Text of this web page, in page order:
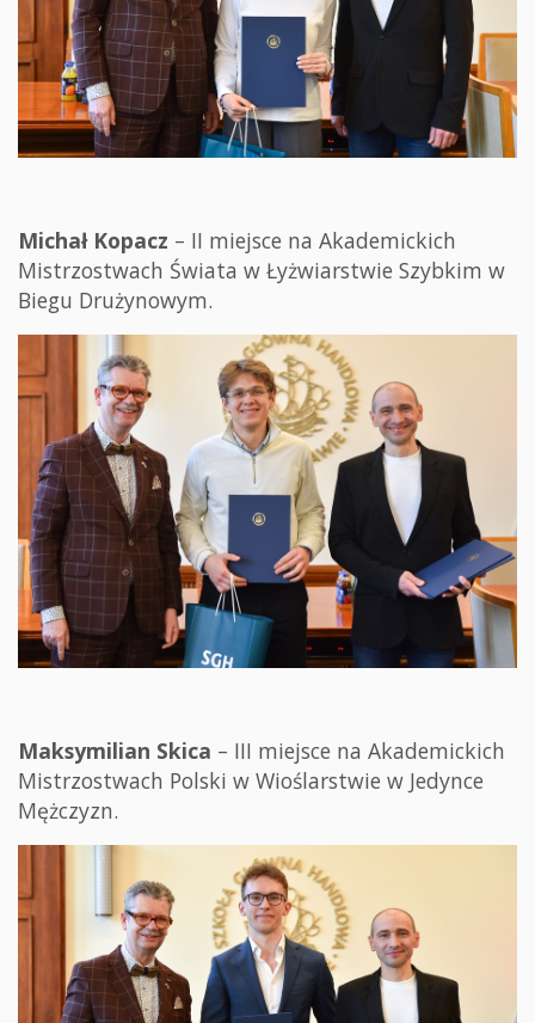
Michał Kopacz – II miejsce na Akademickich
Mistrzostwach Świata w Łyżwiarstwie Szybkim w
Biegu Drużynowym.
Maksymilian Skica – III miejsce na Akademickich
Mistrzostwach Polski w Wioślarstwie w Jedynce
Mężczyzn.